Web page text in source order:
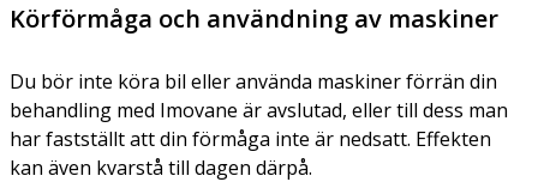
Körförmåga och användning av maskiner
Du bör inte köra bil eller använda maskiner förrän din
behandling med Imovane är avslutad, eller till dess man
har fastställt att din förmåga inte är nedsatt. Effekten
kan även kvarstå till dagen därpå.